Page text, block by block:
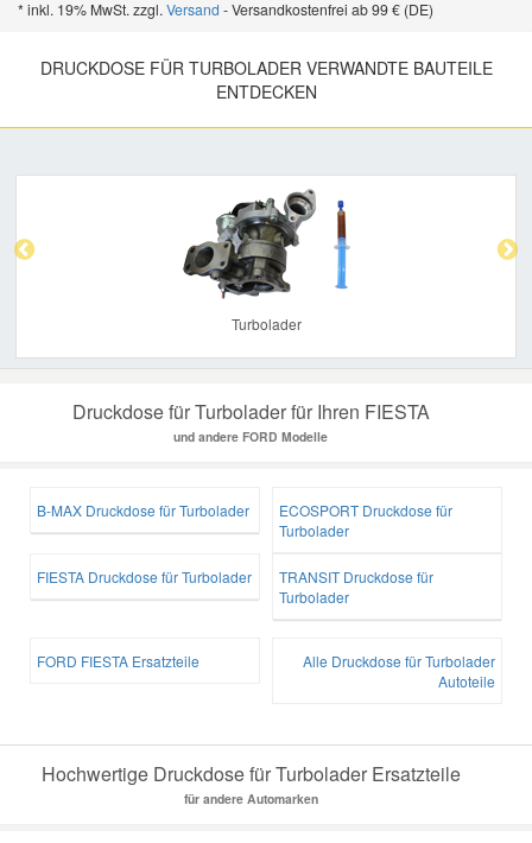
* inkl. 19% MwSt. zzgl. Versand - Versandkostenfrei ab 99 € (DE)
DRUCKDOSE FÜR TURBOLADER VERWANDTE BAUTEILE
ENTDECKEN
Turbolader
Druckdose für Turbolader für Ihren FIESTA
und andere FORD Modelle
B-MAX Druckdose für Turbolader
ECOSPORT Druckdose für
Turbolader
FIESTA Druckdose für Turbolader
TRANSIT Druckdose für
Turbolader
FORD FIESTA Ersatzteile
Alle Druckdose für Turbolader
Autoteile
Hochwertige Druckdose für Turbolader Ersatzteile
für andere Automarken